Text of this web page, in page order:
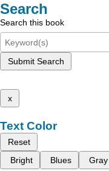
Search
Search this book
Submit Search
x
Text Color
Reset
Bright
Blues Gray